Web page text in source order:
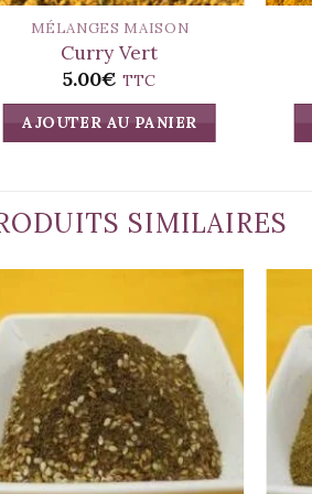
MÉLANGES MAISON
Curry Vert
5.00€ TTC
AJOUTER AU PANIER
SIMILAIRES